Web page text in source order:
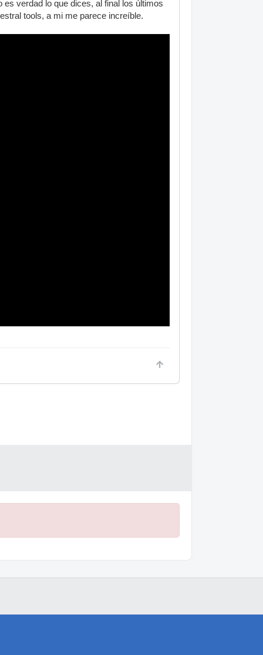
verdad lo que dices, al final los últimos
tools, a mi me parece increíble.